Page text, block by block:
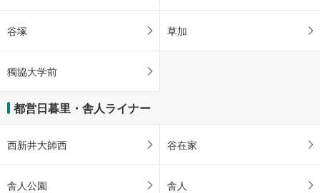
谷塚 草加
獨協大学前
都営日暮里・舎人ライナー
西新井大師西 谷在家
舎人公園 舎人